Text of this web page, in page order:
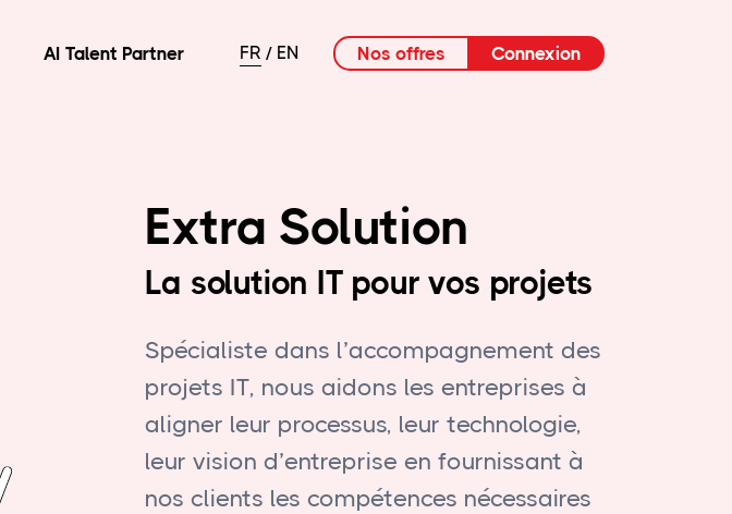
AI Talent Partner FR EN Nos offres Connexion
Extra Solution
La solution IT pour vos projets
Spécialiste dans l’accompagnement des
projets IT, nous aidons les entreprises à
aligner leur processus, leur technologie,
leur vision d’entreprise en fournissant à
nos clients les compétences nécessaires